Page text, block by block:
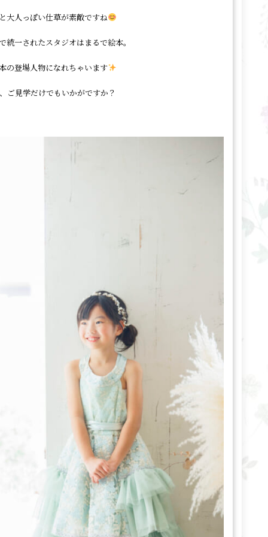
大人っぽい仕草が素敵ですね
統一されたスタジオはまるで絵本。
の登場人物になれちゃいます
ご見学だけでもいかがですか？